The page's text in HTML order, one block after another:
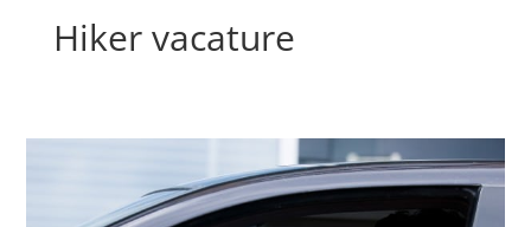
Hiker vacature